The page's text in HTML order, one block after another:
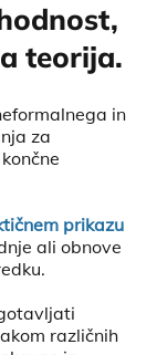
teorija.
in
za
prikazu
ali obnove
različnih